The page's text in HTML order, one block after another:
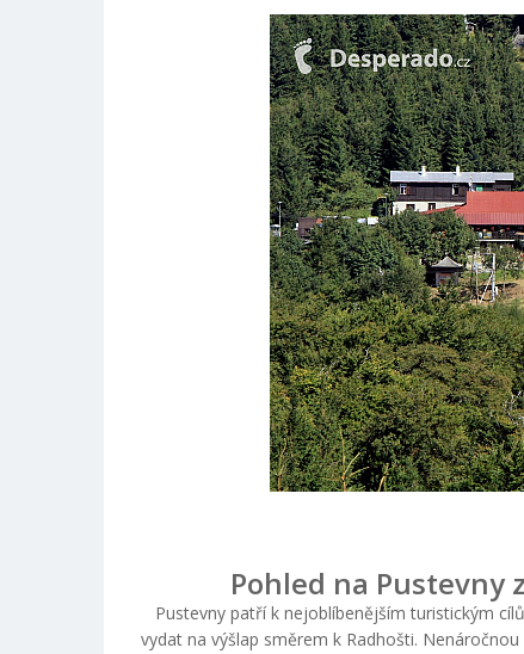
Pohled na Pustevny
Pustevny patří k nejoblíbenějším turistickým
vydat na výšlap směrem k Radhošti.